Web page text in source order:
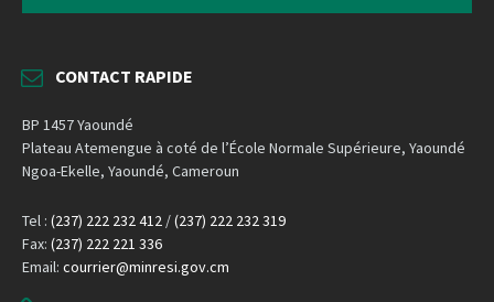
CONTACT RAPIDE
BP 1457 Yaoundé
Plateau Atemengue à coté de l’École Normale Supérieure, Yaoundé
Ngoa-Ekelle, Yaoundé, Cameroun
Tel : (237) 222 232 412 /(237) 222 232 319
Fax: (237) 222 221 336
Email: courrier@minresi.gov.cm